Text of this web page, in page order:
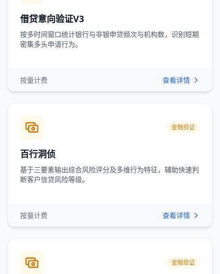
借贷意向验证V3
按多时间窗口统计银行与非银申贷频次与机构数，识别短期
密集多头申请行为。
按量计费 查看详情
金融验证
百行洞侦
基于三要素输出综合风险评分及多维行为特征，辅助快速判
断客户信贷风险等级。
按量计费 查看详情
金融验证